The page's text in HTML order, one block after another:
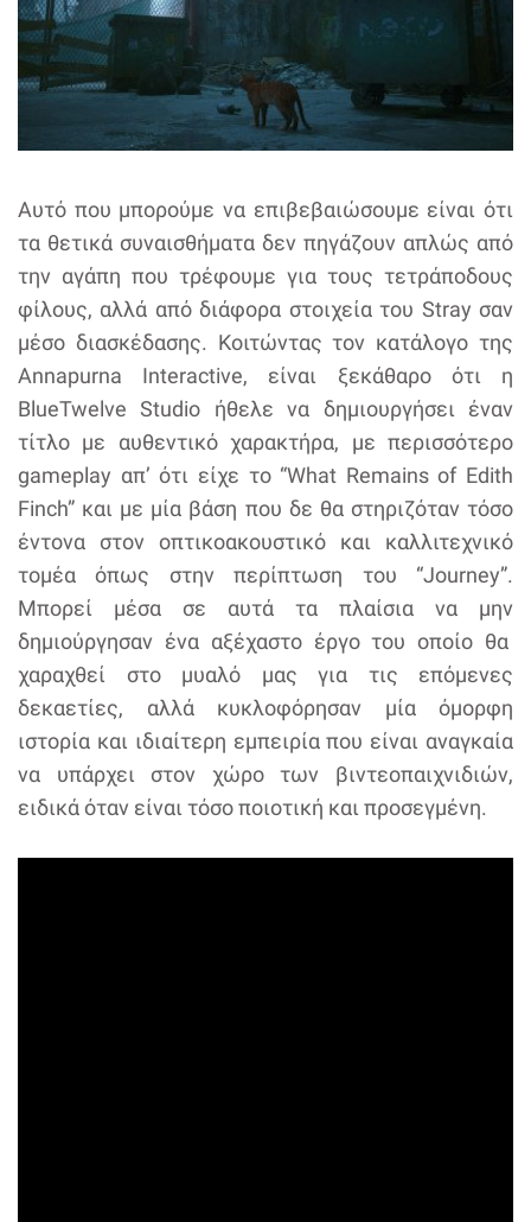
Αυτό που μπορούμε να επιβεβαιώσουμε είναι ότι
τα θετικά συναισθήματα δεν πηγάζουν απλώς από
την αγάπη που τρέφουμε για τους τετράποδους
φίλους, αλλά από διάφορα στοιχεία του Stray σαν
μέσο διασκέδασης. Κοιτώντας τον κατάλογο της
Annapurna Interactive, είναι ξεκάθαρο ότι η
BlueTwelve Studio ήθελε να δημιουργήσει έναν
τίτλο με αυθεντικό χαρακτήρα, με περισσότερο
gameplay απ’ ότι είχε το “What Remains of Edith
Finch” και με μία βάση που δε θα στηριζόταν τόσο
έντονα στον οπτικοακουστικό και καλλιτεχνικό
τομέα όπως στην περίπτωση του “Journey”.
Μπορεί μέσα σε αυτά τα πλαίσια να μην
δημιούργησαν ένα αξέχαστο έργο του οποίο θα
χαραχθεί στο μυαλό μας για τις επόμενες
δεκαετίες, αλλά κυκλοφόρησαν μία όμορφη
ιστορία και ιδιαίτερη εμπειρία που είναι αναγκαία
να υπάρχει στον χώρο των βιντεοπαιχνιδιών,
ειδικά όταν είναι τόσο ποιοτική και προσεγμένη.